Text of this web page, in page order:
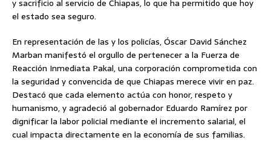
y sacrificio al servicio de Chiapas, lo que ha permitido que hoy
el estado sea seguro.
En representación de las y los policías, Óscar David Sánchez
Marban manifestó el orgullo de pertenecer a la Fuerza de
Reacción Inmediata Pakal, una corporación comprometida con
la seguridad y convencida de que Chiapas merece vivir en paz.
Destacó que cada elemento actúa con honor, respeto y
humanismo, y agradeció al gobernador Eduardo Ramírez por
dignificar la labor policial mediante el incremento salarial, el
cual impacta directamente en la economía de sus familias.